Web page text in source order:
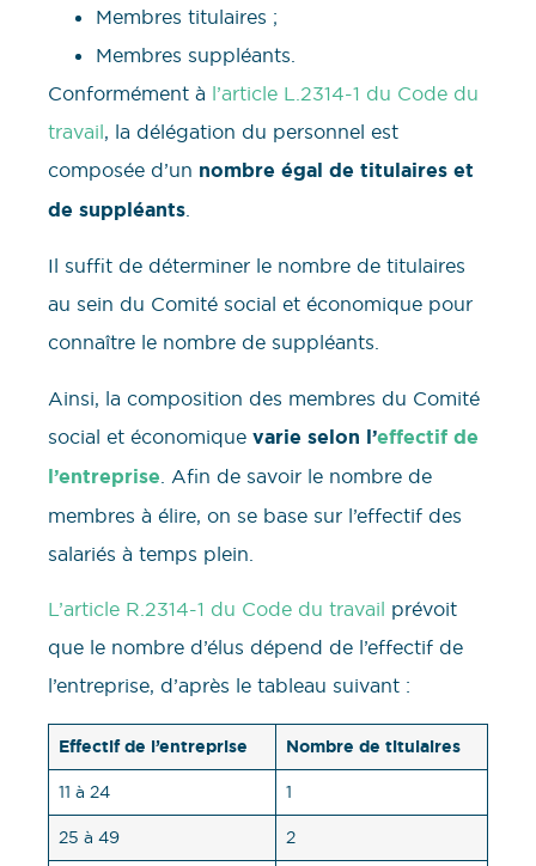
Membres titulaires ;
Membres suppléants.
Conformément à l’article L.2314-1 du Code du
travail, la délégation du personnel est
composée d’un nombre égal de titulaires et
de suppléants.
Il suffit de déterminer le nombre de titulaires
au sein du Comité social et économique pour
connaître le nombre de suppléants.
Ainsi, la composition des membres du Comité
social et économique varie selon l’effectif de
l’entreprise . Afin de savoir le nombre de
membres à élire, on se base sur l’effectif des
salariés à temps plein.
L’article R.2314-1 du Code du travail prévoit
que le nombre d’élus dépend de l’effectif de
l’entreprise, d’après le tableau suivant :
Effectif de l’entreprise Nombre de titulaires
11 à 24 1
25 à 49 2